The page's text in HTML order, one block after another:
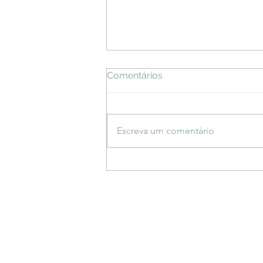
Comentários
Escreva um comentário